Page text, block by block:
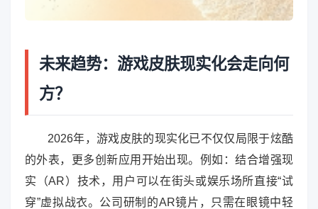
未来趋势：游戏皮肤现实化会走向何
方？
2026年，游戏皮肤的现实化已不仅仅局限于炫酷
的外表，更多创新应用开始出现。例如：结合增强现
实（AR）技术，用户可以在街头或娱乐场所直接“试
穿”虚拟战衣。公司研制的AR镜片，只需在眼镜中轻